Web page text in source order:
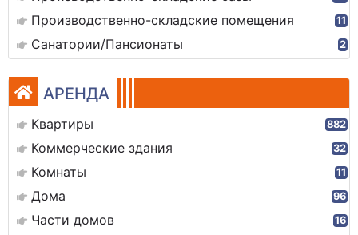
Производственно-складские помещения 11
Санатории/Пансионаты 2
АРЕНДА
Квартиры 882
Коммерческие здания 32
Комнаты 11
Дома 96
Части домов 16